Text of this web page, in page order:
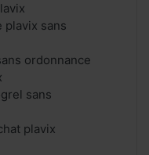
plavix sans
ordonnance
sans
plavix